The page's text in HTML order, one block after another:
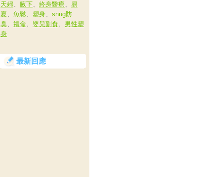
天婦、 腋下、 終身醫療、 易
夏、 魚鬆、 塑身、 snug防
臭、 禮盒、 嬰兒副食、 男性塑
身
最新回應